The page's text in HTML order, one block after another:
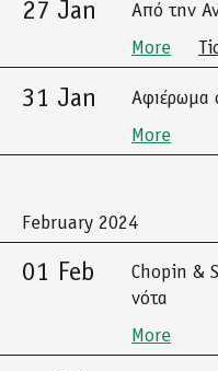
27 Jan
Από την
More
31 Jan
Αφιέρωμα
More
February 2024
01 Feb
Chopin &
νότα
More